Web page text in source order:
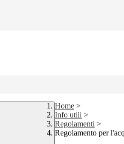
Home >
Info utili >
Regolamenti >
Regolamento per